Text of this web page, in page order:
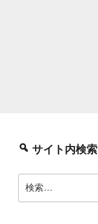
サイト内検索
索: